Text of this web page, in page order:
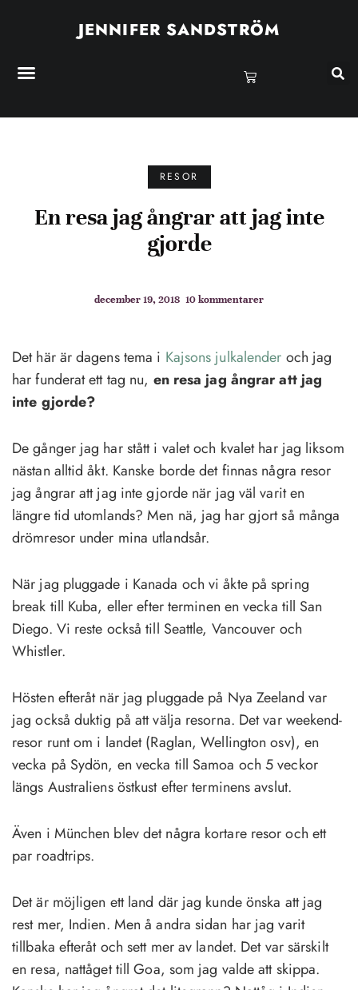
JENNIFER SANDSTRÖM
RESOR
En resa jag ångrar att jag inte
gjorde
december 19, 2018 10 kommentarer
Det här är dagens tema i Kajsons julkalender och jag
har funderat ett tag nu, en resa jag ångrar att jag
inte gjorde?
De gånger jag har stått i valet och kvalet har jag liksom
nästan alltid åkt. Kanske borde det finnas några resor
jag ångrar att jag inte gjorde när jag väl varit en
längre tid utomlands? Men nä, jag har gjort så många
drömresor under mina utlandsår.
När jag pluggade i Kanada och vi åkte på spring
break till Kuba, eller efter terminen en vecka till San
Diego. Vi reste också till Seattle, Vancouver och
Whistler.
Hösten efteråt när jag pluggade på Nya Zeeland var
jag också duktig på att välja resorna. Det var weekend-
resor runt om i landet (Raglan, Wellington osv), en
vecka på Sydön, en vecka till Samoa och 5 veckor
längs Australiens östkust efter terminens avslut.
Även i München blev det några kortare resor och ett
par roadtrips.
Det är möjligen ett land där jag kunde önska att jag
rest mer, Indien. Men å andra sidan har jag varit
tillbaka efteråt och sett mer av landet. Det var särskilt
en resa, nattåget till Goa, som jag valde att skippa.